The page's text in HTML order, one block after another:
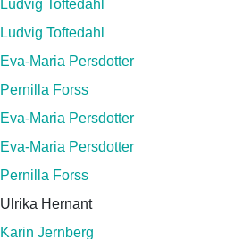
Ludvig Toftedahl
Ludvig Toftedahl
Eva-Maria Persdotter
Pernilla Forss
Eva-Maria Persdotter
Eva-Maria Persdotter
Pernilla Forss
Ulrika Hernant
Karin Jernberg